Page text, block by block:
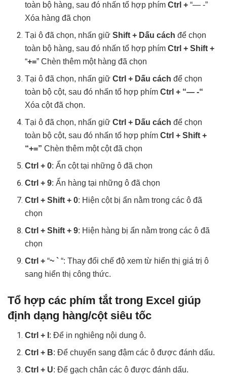
toàn bộ hàng, sau đó nhấn tổ hợp phím Ctrl +“— -”
Xóa hàng đã chọn
Tại ô đã chọn, nhấn giữ Shift + Dấu cáchđể chọn
toàn bộ hàng, sau đó nhấn tổ hợp phím Ctrl + Shift +
“+=” Chèn thêm một hàng đã chọn
Tại ô đã chọn, nhấn giữ Ctrl + Dấu cáchđể chọn
toàn bộ cột, sau đó nhấn tổ hợp phím Ctrl + “— -“
Xóa cột đã chọn.
Tại ô đã chọn, nhấn giữ Ctrl + Dấu cáchđể chọn
toàn bộ cột, sau đó nhấn tổ hợp phím Ctrl + Shift +
“+=” Chèn thêm một cột đã chọn
Ctrl + 0: Ẩn cột tại những ô đã chọn
Ctrl + 9: Ẩn hàng tại những ô đã chọn
Ctrl + Shift + 0: Hiện cột bị ẩn nằm trong các ô đã
chọn
Ctrl + Shift + 9: Hiện hàng bị ẩn nằm trong các ô đã
chọn
Ctrl +“~ ` “: Thay đổi chế độ xem từ hiển thị giá trị ô
sang hiển thị công thức.
Tổ hợp các phím tắt trong Excel giúp
định dạng hàng/cột siêu tốc
Ctrl + I : Để in nghiêng nội dung ô.
Ctrl + B: Để chuyển sang đậm các ô được đánh dấu.
Ctrl + U: Để gạch chân các ô được đánh dấu.